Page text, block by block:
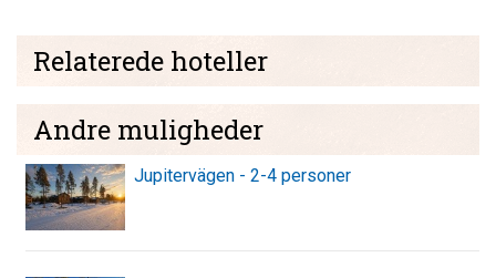
Relaterede hoteller
Andre muligheder
Jupitervägen - 2-4 personer